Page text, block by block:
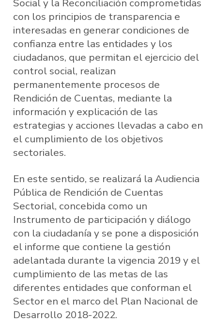
Social y la Reconciliación comprometidas
con los principios de transparencia e
interesadas en generar condiciones de
confianza entre las entidades y los
ciudadanos, que permitan el ejercicio del
control social, realizan
permanentemente procesos de
Rendición de Cuentas, mediante la
información y explicación de las
estrategias y acciones llevadas a cabo en
el cumplimiento de los objetivos
sectoriales.
En este sentido, se realizará la Audiencia
Pública de Rendición de Cuentas
Sectorial, concebida como un
Instrumento de participación y diálogo
con la ciudadanía y se pone a disposición
el informe que contiene la gestión
adelantada durante la vigencia 2019 y el
cumplimiento de las metas de las
diferentes entidades que conforman el
Sector en el marco del Plan Nacional de
Desarrollo 2018-2022.